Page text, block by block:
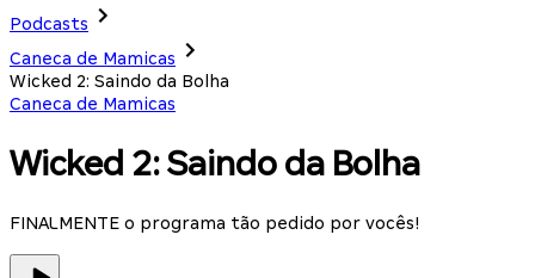
Podcasts
Caneca de Mamicas
Wicked 2: Saindo da Bolha
Caneca de Mamicas
Wicked 2: Saindo da Bolha
FINALMENTE o programa tão pedido por vocês!